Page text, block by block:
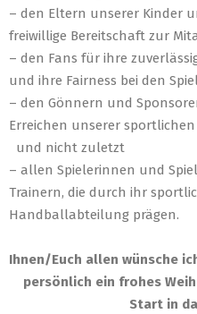
– den Eltern unserer Kinder
freiwillige Bereitschaft zur
– den Fans für ihre
und ihre Fairness bei den
– den Gönnern und
Erreichen unserer
und nicht zuletzt
– allen Spielerinnen und
Trainern, die durch ihr
Handballabteilung prägen.
Ihnen/Euch allen wünsche
persönlich ein frohes
Start in